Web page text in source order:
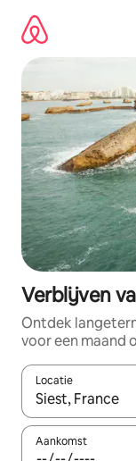
direct
naar
inhoud
Verblijven
Ontdek
voor een maand
Locatie
Wanneer er
Aankomst